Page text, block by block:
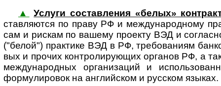
▲
Услуги состав­ле­ния «бе­лых»
став­ляю­тся по праву РФ и меж­дуна­род­ному
сам и рис­кам по вашему про­екту ВЭД и
("белой") прак­тике ВЭД в РФ, тре­бова­ниям
вых и про­чих конт­роли­рую­щих орга­нов РФ, а
меж­ду­на­род­ных орга­низа­ций и
форму­лиро­вок на анг­лий­ском и рус­ском языках.